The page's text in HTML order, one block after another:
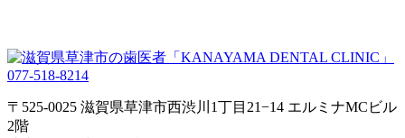
077-518-8214
〒525-0025 滋賀県草津市西渋川1丁目21−14 エルミナMCビル
2階